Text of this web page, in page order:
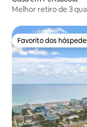
Melhor retiro de 3
Favorito dos
Favorito dos